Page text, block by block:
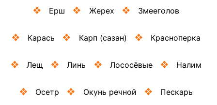
Ерш Жерех Змееголов
Карась Карп (сазан) Красноперка
Лещ Линь Лососёвые Налим
Осетр Окунь речной Пескарь